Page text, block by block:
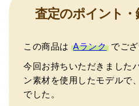
査定のポイント・
この商品はAランクでござ
今回お持ちいただきました
ン素材を使用したモデルで
でした。